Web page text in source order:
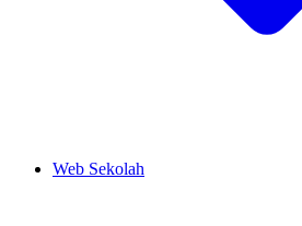
Web Sekolah